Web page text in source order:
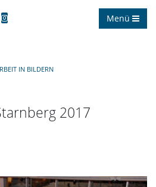
Menü
IN BILDERN
2017